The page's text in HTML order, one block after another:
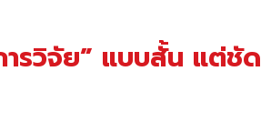
รวิจัย” แบบสั้น แต่ชัด